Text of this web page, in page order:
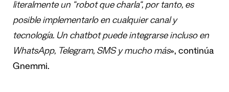
literalmente un “robot que charla“, por tanto, es
posible implementarlo en cualquier canal y
tecnología. Un chatbot puede integrarse incluso en
WhatsApp, Telegram, SMS y mucho más», continúa
Gnemmi.